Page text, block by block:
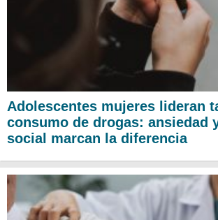
Adolescentes mujeres lideran
consumo de drogas: ansiedad
social marcan la diferencia